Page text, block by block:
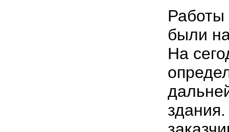
Работы
были
На